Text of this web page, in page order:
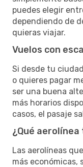
puedes elegir
dependiendo de
quieras viajar.
Vuelos con
Si desde tu
o quieres pagar
ser una buena
más horarios
casos, el pasaje
¿Qué
Las aerolíneas
más económicas,